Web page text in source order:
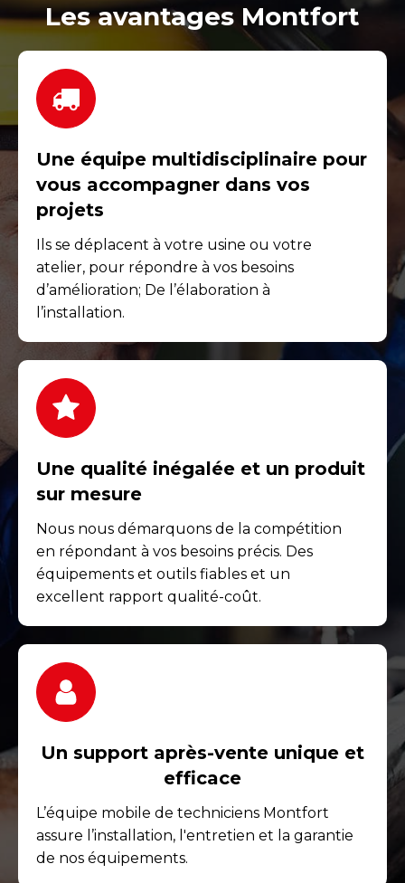
Les avantages Montfort
Une équipe multidisciplinaire pour
vous accompagner dans vos
projets
Ils se déplacent à votre usine ou votre
atelier, pour répondre à vos besoins
d’amélioration; De l’élaboration à
l’installation.
Une qualité inégalée et un produit
sur mesure
Nous nous démarquons de la compétition
en répondant à vos besoins précis. Des
équipements et outils fiables et un
excellent rapport qualité-coût.
Un support après-vente unique et
efficace
L’équipe mobile de techniciens Montfort
assure l’installation, l'entretien et la garantie
de nos équipements.